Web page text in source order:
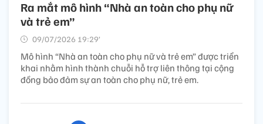
Ra mắt mô hình “Nhà an toàn cho phụ nữ
và trẻ em”
09/07/2026 19:29’
Mô hình “Nhà an toàn cho phụ nữ và trẻ em” được triển
khai nhằm hình thành chuỗi hỗ trợ liên thông tại cộng
đồng bảo đảm sự an toàn cho phụ nữ, trẻ em.